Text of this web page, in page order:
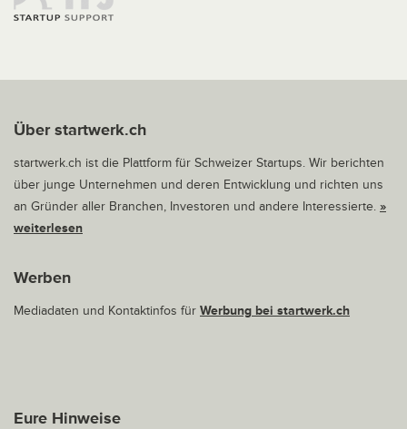
Über startwerk.ch
startwerk.ch ist die Plattform für Schweizer Startups. Wir berichten
über junge Unternehmen und deren Entwicklung und richten uns
an Gründer aller Branchen, Investoren und andere Interessierte. »
weiterlesen
Werben
Mediadaten und Kontaktinfos für Werbung bei startwerk.ch
Eure Hinweise